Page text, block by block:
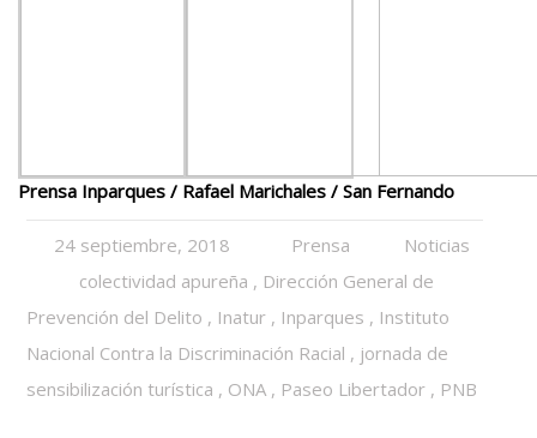
Prensa Inparques / Rafael Marichales / San Fernando
24 septiembre, 2018 Prensa
Noticias
colectividad apureña , Dirección General de
Prevención del Delito , Inatur , Inparques , Instituto
Nacional Contra la Discriminación Racial , jornada de
sensibilización turística , ONA , Paseo Libertador , PNB